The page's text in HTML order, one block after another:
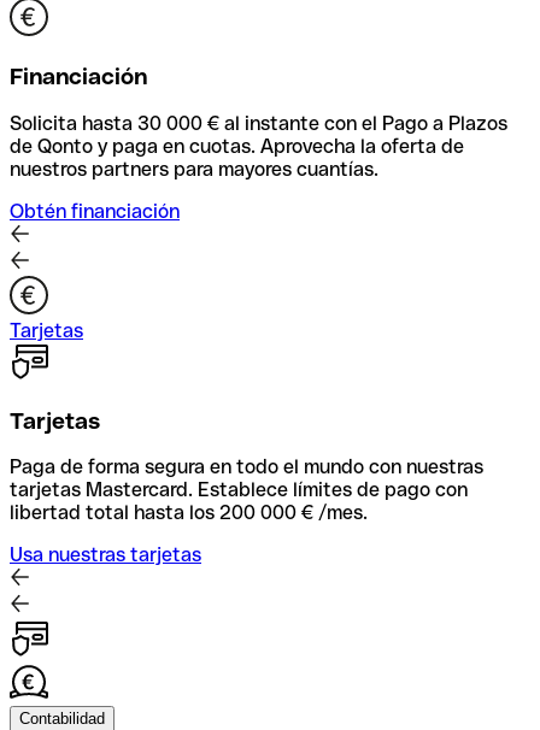
Financiación
Solicita hasta 30 000 € al instante con el Pago a Plazos
de Qonto y paga en cuotas. Aprovecha la oferta de
nuestros partners para mayores cuantías.
Obtén financiación
Tarjetas
Tarjetas
Paga de forma segura en todo el mundo con nuestras
tarjetas Mastercard. Establece límites de pago con
libertad total hasta los 200 000 € /mes.
Usa nuestras tarjetas
Contabilidad